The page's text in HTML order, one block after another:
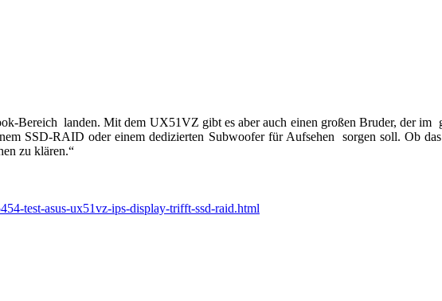
Bereich landen. Mit dem UX51VZ gibt es aber auch einen großen Bruder, der im
SSD-RAID oder einem dedizierten Subwoofer für Aufsehen sorgen soll. Ob
zu klären.“
test-asus-ux51vz-ips-display-trifft-ssd-raid.html